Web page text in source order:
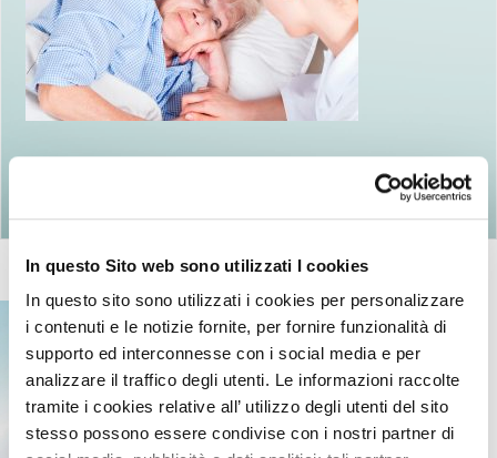
In questo Sito web sono utilizzati I cookies
In questo sito sono utilizzati i cookies per personalizzare
i contenuti e le notizie fornite, per fornire funzionalità di
supporto ed interconnesse con i social media e per
analizzare il traffico degli utenti. Le informazioni raccolte
tramite i cookies relative all’ utilizzo degli utenti del sito
stesso possono essere condivise con i nostri partner di